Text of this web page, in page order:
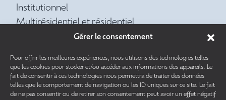
Gérer le consentement
Pour offrir les meilleures expériences, nous utilisons des technologies telles
que les cookies pour stocker et/ou accéder aux informations des appareils. Le
fait de consentir à ces technologies nous permettra de traiter des données
telles que le comportement de navigation ou les ID uniques sur ce site. Le fait
de ne pas consentir ou de retirer son consentement peut avoir un effet négatif
Institutionnel
Multirésidentiel et résidentiel
Contrat d’entretien préventif
Tuyauterie